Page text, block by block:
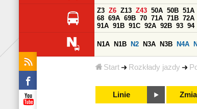
Start Rozkłady jazdy
Z3 Z6 Z13 Z43 50A 50B 51A
68 69A 69B 70 71A 71B 72A
91A 91B 91C 92A 92B 93 94
N1A N1B N2 N3A N3B N4A
Linie